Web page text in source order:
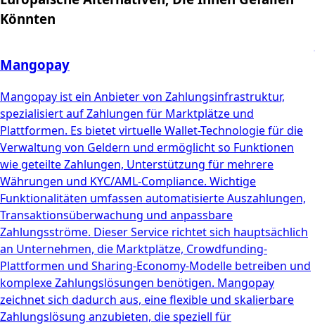
Könnten
Mangopay
Mangopay ist ein Anbieter von Zahlungsinfrastruktur,
spezialisiert auf Zahlungen für Marktplätze und
Plattformen. Es bietet virtuelle Wallet-Technologie für die
Verwaltung von Geldern und ermöglicht so Funktionen
wie geteilte Zahlungen, Unterstützung für mehrere
Währungen und KYC/AML-Compliance. Wichtige
Funktionalitäten umfassen automatisierte Auszahlungen,
Transaktionsüberwachung und anpassbare
Zahlungsströme. Dieser Service richtet sich hauptsächlich
an Unternehmen, die Marktplätze, Crowdfunding-
Plattformen und Sharing-Economy-Modelle betreiben und
komplexe Zahlungslösungen benötigen. Mangopay
zeichnet sich dadurch aus, eine flexible und skalierbare
Zahlungslösung anzubieten, die speziell für